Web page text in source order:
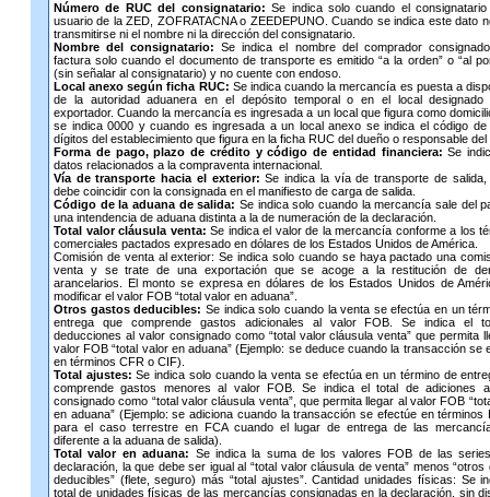
Número de RUC del consignatario: Se indica solo cuando el
usuario de la ZED, ZOFRATACNA o ZEEDEPUNO. Cuando se indica este dato
transmitirse ni el nombre ni la dirección del consignatario.
Nombre del consignatario: Se indica el nombre del comprador
factura solo cuando el documento de transporte es emitido “a la orden” o “al
(sin señalar al consignatario) y no cuente con endoso.
Local anexo según ficha RUC: Se indica cuando la mercancía es puesta a
de la autoridad aduanera en el depósito temporal o en el local
exportador. Cuando la mercancía es ingresada a un local que figura como
se indica 0000 y cuando es ingresada a un local anexo se indica el código de
dígitos del establecimiento que figura en la ficha RUC del dueño o responsable del
Forma de pago, plazo de crédito y código de entidad financiera:Se
datos relacionados a la compraventa internacional.
Vía de transporte hacia el exterior: Se indica la vía de transporte de salida,
debe coincidir con la consignada en el manifiesto de carga de salida.
Código de la aduana de salida: Se indica solo cuando la mercancía sale del
una intendencia de aduana distinta a la de numeración de la declaración.
Total valor cláusula venta: Se indica el valor de la mercancía conforme a los
comerciales pactados expresado en dólares de los Estados Unidos de América.
Comisión de venta al exterior: Se indica solo cuando se haya pactado una
venta y se trate de una exportación que se acoge a la restitución de
arancelarios. El monto se expresa en dólares de los Estados Unidos de
modificar el valor FOB “total valor en aduana”.
Otros gastos deducibles: Se indica solo cuando la venta se efectúa en un
entrega que comprende gastos adicionales al valor FOB. Se indica el
deducciones al valor consignado como “total valor cláusula venta” que permita
valor FOB “total valor en aduana” (Ejemplo: se deduce cuando la transacción se
en términos CFR o CIF).
Total ajustes: Se indica solo cuando la venta se efectúa en un término de
comprende gastos menores al valor FOB. Se indica el total de adiciones
consignado como “total valor cláusula venta”, que permita llegar al valor FOB
en aduana” (Ejemplo: se adiciona cuando la transacción se efectúe en términos
para el caso terrestre en FCA cuando el lugar de entrega de las
diferente a la aduana de salida).
Total valor en aduana: Se indica la suma de los valores FOB de las
declaración, la que debe ser igual al “total valor cláusula de venta” menos “otros
deducibles” (flete, seguro) más “total ajustes”. Cantidad unidades físicas: Se
total de unidades físicas de las mercancías consignadas en la declaración, sin